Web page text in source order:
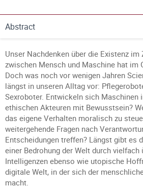
Abstract
Unser Nachdenken über die Existenz im
zwischen Mensch und Maschine hat im
Doch was noch vor wenigen Jahren
längst in unseren Alltag vor:
Sexroboter. Entwickeln sich Maschinen
ethischen Akteuren mit Bewusstsein?
das eigene Verhalten moralisch zu
weitergehende Fragen nach
Entscheidungen treffen? Längst gibt es
einer Bedrohung der Welt durch
Intelligenzen ebenso wie utopische
digitale Welt, in der sich der
macht.